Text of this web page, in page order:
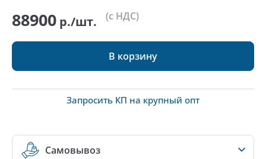
88900 р./шт. (с НДС)
В корзину
Запросить КП на крупный опт
Самовывоз